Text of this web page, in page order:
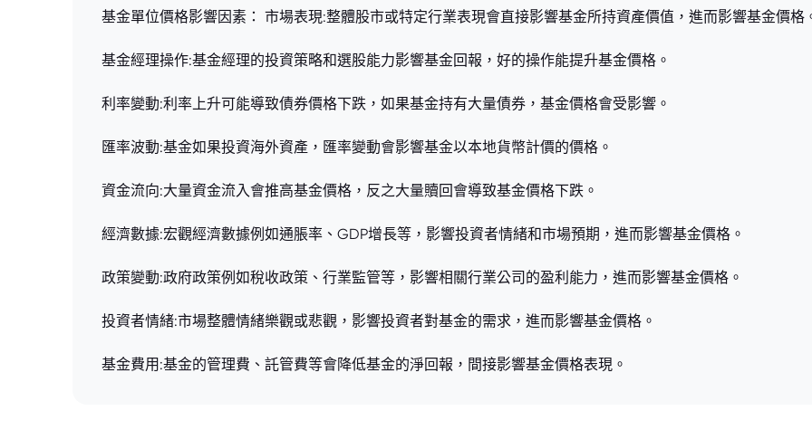
基金單位價格影響因素： 市場表現:整體股市或特定行業表現會直接影響基金所持資產價值，進而影響基金價格
基金經理操作:基金經理的投資策略和選股能力影響基金回報，好的操作能提升基金價格。
利率變動:利率上升可能導致債券價格下跌，如果基金持有大量債券，基金價格會受影響。
匯率波動:基金如果投資海外資產，匯率變動會影響基金以本地貨幣計價的價格。
資金流向:大量資金流入會推高基金價格，反之大量贖回會導致基金價格下跌。
經濟數據:宏觀經濟數據例如通脹率、GDP增長等，影響投資者情緒和市場預期，進而影響基金價格。
政策變動:政府政策例如稅收政策、行業監管等，影響相關行業公司的盈利能力，進而影響基金價格。
投資者情緒:市場整體情緒樂觀或悲觀，影響投資者對基金的需求，進而影響基金價格。
基金費用:基金的管理費、託管費等會降低基金的淨回報，間接影響基金價格表現。